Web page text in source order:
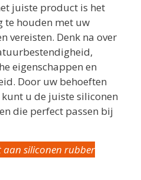
juiste product is het
te houden met uw
vereisten. Denk na over
eigenschappen en
Door uw behoeften
u de juiste siliconen
die perfect passen bij
aan siliconen rubber